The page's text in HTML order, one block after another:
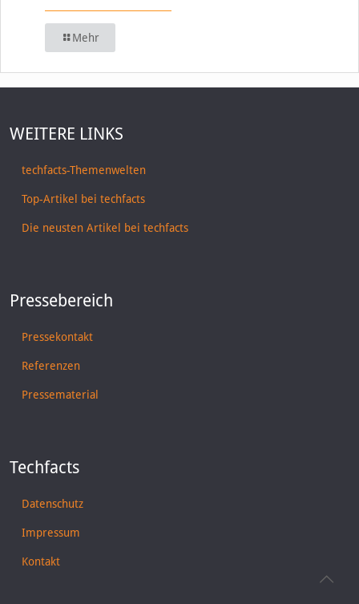
Mehr
WEITERE LINKS
techfacts-Themenwelten
Top-Artikel bei techfacts
Die neusten Artikel bei techfacts
Pressebereich
Pressekontakt
Referenzen
Pressematerial
Techfacts
Datenschutz
Impressum
Kontakt